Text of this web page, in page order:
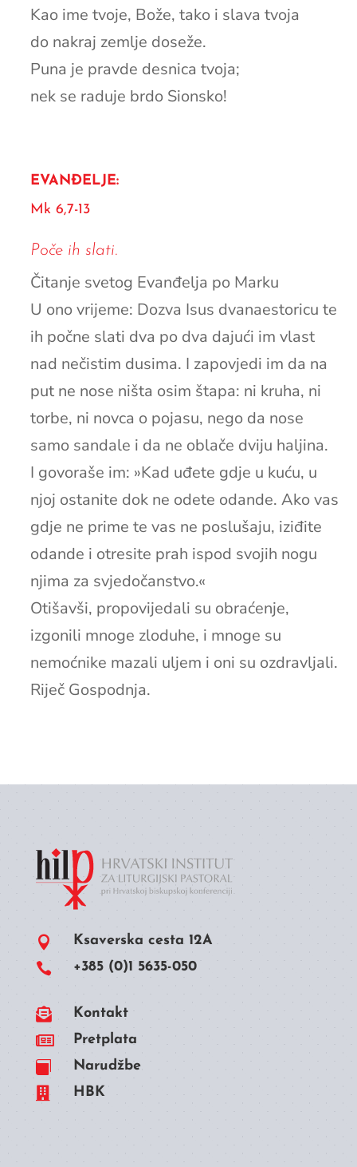
Kao ime tvoje, Bože, tako i slava tvoja
do nakraj zemlje doseže.
Puna je pravde desnica tvoja;
nek se raduje brdo Sionsko!
EVANĐELJE:
Mk 6,7-13
Poče ih slati.
Čitanje svetog Evanđelja po Marku
U ono vrijeme: Dozva Isus dvanaestoricu te
ih počne slati dva po dva dajući im vlast
nad nečistim dusima. I zapovjedi im da na
put ne nose ništa osim štapa: ni kruha, ni
torbe, ni novca o pojasu, nego da nose
samo sandale i da ne oblače dviju haljina.
I govoraše im: »Kad uđete gdje u kuću, u
njoj ostanite dok ne odete odande. Ako vas
gdje ne prime te vas ne poslušaju, iziđite
odande i otresite prah ispod svojih nogu
njima za svjedočanstvo.«
Otišavši, propovijedali su obraćenje,
izgonili mnoge zloduhe, i mnoge su
nemoćnike mazali uljem i oni su ozdravljali.
Riječ Gospodnja.
 Ksaverska cesta 12A
 +385 (0)1 5635-050
 Kontakt
 Pretplata
 Narudžbe
 HBK